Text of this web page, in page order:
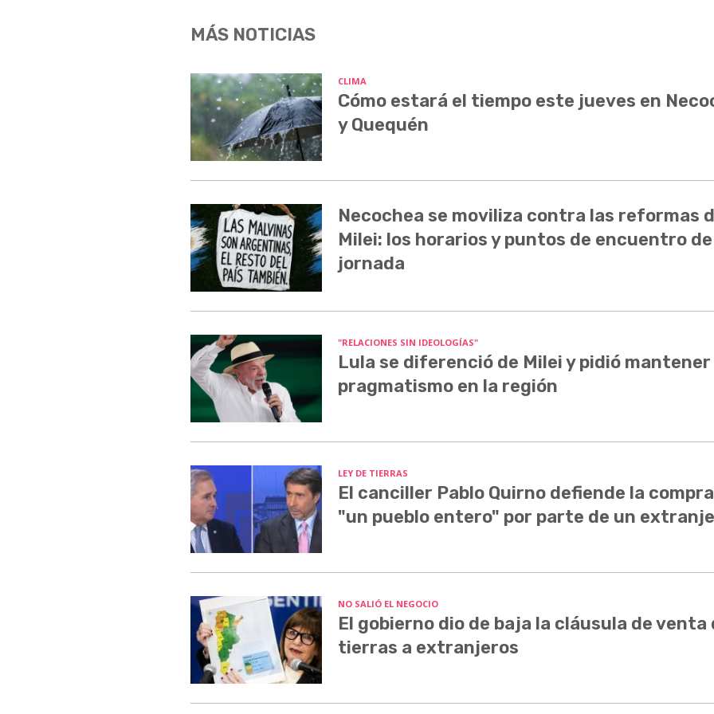
MÁS NOTICIAS
CLIMA
Cómo estará el tiempo este jueves en
y Quequén
Necochea se moviliza contra las reformas
Milei: los horarios y puntos de encuentro
jornada
"RELACIONES SIN IDEOLOGÍAS"
Lula se diferenció de Milei y pidió mantener
pragmatismo en la región
LEY DE TIERRAS
El canciller Pablo Quirno defiende la
"un pueblo entero" por parte de un
NO SALIÓ EL NEGOCIO
El gobierno dio de baja la cláusula de venta
tierras a extranjeros